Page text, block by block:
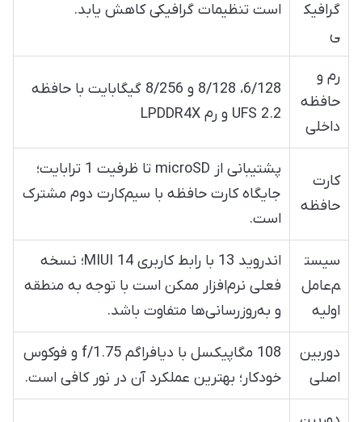
گرافیک
ی
است تنظیمات گرافیکی کاهش یابد.
رم و
حافظه
داخلی
6/128، 8/128 و 8/256 گیگابایت با حافظه
UFS 2.2 و رم LPDDR4X
کارت
حافظه
پشتیبانی از microSD تا ظرفیت 1 ترابایت؛
جایگاه کارت حافظه با سیم‌کارت دوم مشترک
است.
سیست
م‌عامل
اولیه
اندروید 13 با رابط کاربری MIUI 14؛ نسخه
فعلی نرم‌افزار ممکن است با توجه به منطقه
و به‌روزرسانی‌ها متفاوت باشد.
دوربین
اصلی
108 مگاپیکسل با دیافراگم f/1.75 و فوکوس
خودکار؛ بهترین عملکرد آن در نور کافی است.